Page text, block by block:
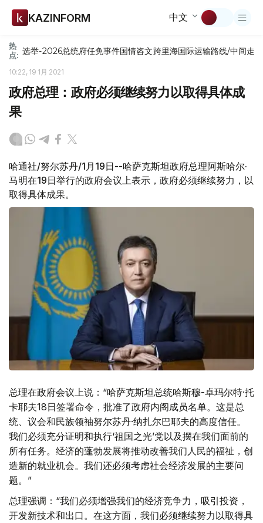
KAZINFORM 中文
热
点: 选举-2026总统府任免事件国情咨文跨里海国际运输路线/中间走廊
10:22, 19 1月 2021
政府总理：政府必须继续努力以取得具体成
果
哈通社/努尔苏丹/1月19日--哈萨克斯坦政府总理阿斯哈尔·
马明在19日举行的政府会议上表示，政府必须继续努力，以
取得具体成果。
总理在政府会议上说：“哈萨克斯坦总统哈斯穆-卓玛尔特·托
卡耶夫18日签署命令，批准了政府内阁成员名单。这是总
统、议会和民族领袖努尔苏丹·纳扎尔巴耶夫的高度信任。
我们必须充分证明和执行‘祖国之光’党以及摆在我们面前的
所有任务。经济的蓬勃发展将推动改善我们人民的福祉，创
造新的就业机会。我们还必须考虑社会经济发展的主要问
题。”
总理强调：“我们必须增强我们的经济竞争力，吸引投资，
开发新技术和出口。在这方面，我们必须继续努力以取得具